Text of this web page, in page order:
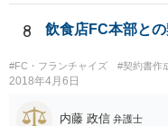
その条項には、単に行って
ば、「自ら又は他人と共同
ことも同様」といった書き
おり店の名義人になってい
に行わせて、同一・類似の
合、運営方法や納税負担・
8 飲食店FC本部との
#FC・フランチャイズ #契約書作
2018年4月6日
内藤 政信 弁護士